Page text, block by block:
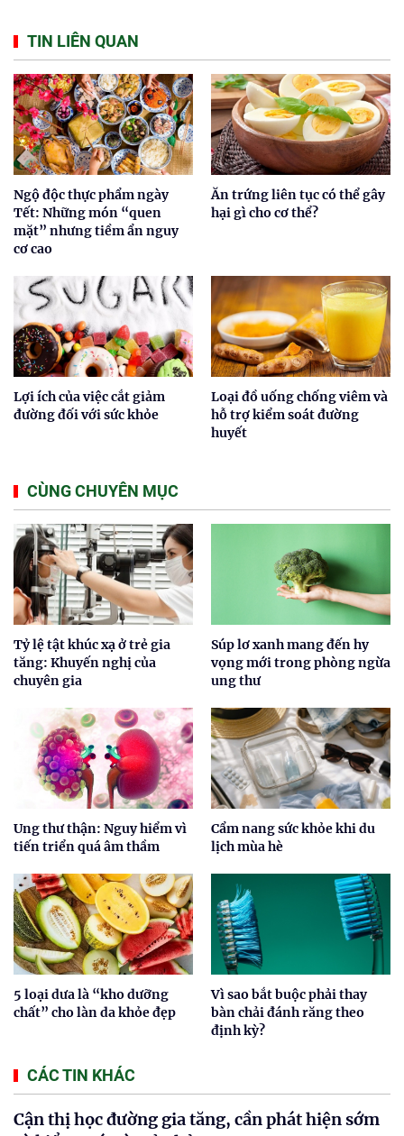
TIN LIÊN QUAN
Ngộ độc thực phẩm ngày
Tết: Những món “quen
mặt” nhưng tiềm ẩn nguy
cơ cao
Ăn trứng liên tục có thể gây
hại gì cho cơ thể?
Lợi ích của việc cắt giảm
đường đối với sức khỏe
Loại đồ uống chống viêm và
hỗ trợ kiểm soát đường
huyết
CÙNG CHUYÊN MỤC
Tỷ lệ tật khúc xạ ở trẻ gia
tăng: Khuyến nghị của
chuyên gia
Súp lơ xanh mang đến hy
vọng mới trong phòng ngừa
ung thư
Ung thư thận: Nguy hiểm vì
tiến triển quá âm thầm
Cẩm nang sức khỏe khi du
lịch mùa hè
5 loại dưa là “kho dưỡng
chất” cho làn da khỏe đẹp
Vì sao bắt buộc phải thay
bàn chải đánh răng theo
định kỳ?
CÁC TIN KHÁC
Cận thị học đường gia tăng, cần phát hiện sớm